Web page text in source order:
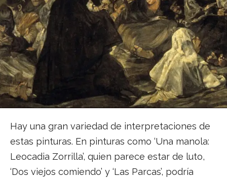
Hay una gran variedad de interpretaciones de
estas pinturas. En pinturas como ‘Una manola:
Leocadia Zorrilla’, quien parece estar de luto,
‘Dos viejos comiendo’ y ‘Las Parcas’, podría